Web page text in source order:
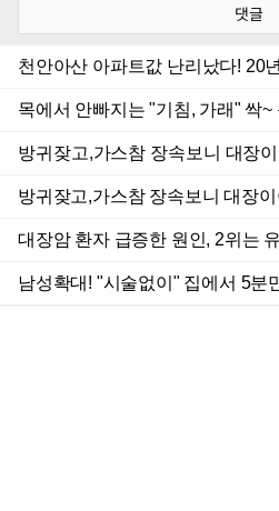
댓글